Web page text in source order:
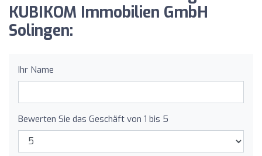
KUBIKOM Immobilien GmbH
Solingen:
Ihr Name
Bewerten Sie das Geschäft von 1 bis 5